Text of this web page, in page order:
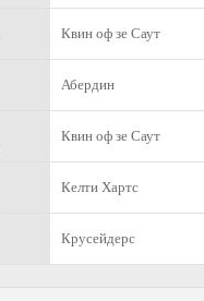
Квин оф зе Саут
Абердин
Квин оф зе Саут
Келти Хартс
Крусейдерс